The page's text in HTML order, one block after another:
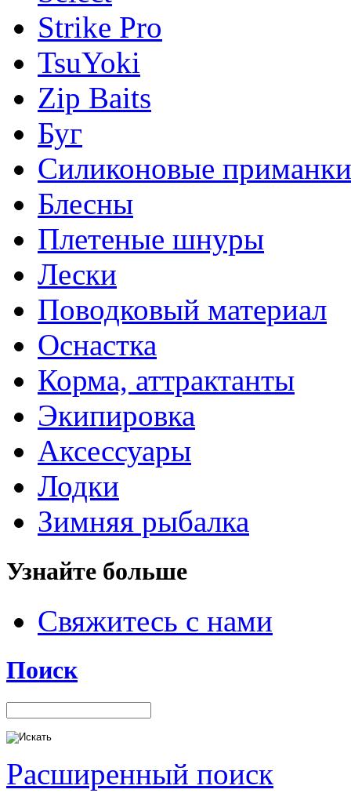
Strike Pro
TsuYoki
Zip Baits
Буг
Силиконовые приманки
Блесны
Плетеные шнуры
Лески
Поводковый материал
Оснастка
Корма, аттрактанты
Экипировка
Аксессуары
Лодки
Зимняя рыбалка
Узнайте больше
Свяжитесь с нами
Поиск
Расширенный поиск